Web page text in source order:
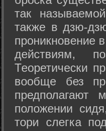
так
также в дзю-
проникновение
действиям,
Теоретически
вообще без
предполагают
положении
тори слегка